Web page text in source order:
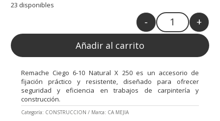
23 disponibles
Quantity
- +
Añadir al carrito
Remache Ciego 6-10 Natural X 250 es un accesorio de
fijación práctico y resistente, diseñado para ofrecer
seguridad y eficiencia en trabajos de carpintería y
construcción.
Categoría: CONSTRUCCION Marca: CA MEJIA